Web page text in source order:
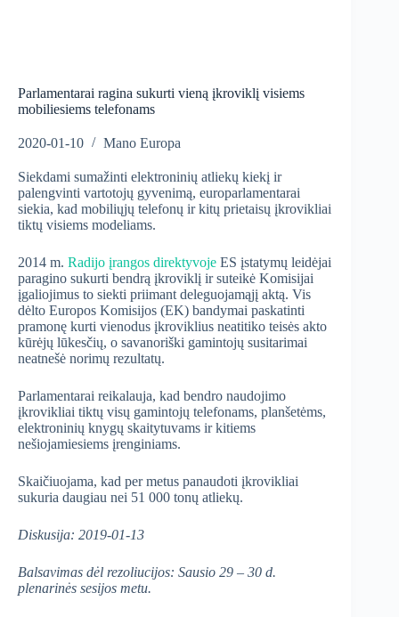
Parlamentarai ragina sukurti vieną įkroviklį visiems
mobiliesiems telefonams
2020-01-10 Mano Europa
Siekdami sumažinti elektroninių atliekų kiekį ir
palengvinti vartotojų gyvenimą, europarlamentarai
siekia, kad mobiliųjų telefonų ir kitų prietaisų įkrovikliai
tiktų visiems modeliams.
2014 m. Radijo įrangos direktyvoje ES įstatymų leidėjai
paragino sukurti bendrą įkroviklį ir suteikė Komisijai
įgaliojimus to siekti priimant deleguojamąjį aktą. Vis
dėlto Europos Komisijos (EK) bandymai paskatinti
pramonę kurti vienodus įkroviklius neatitiko teisės akto
kūrėjų lūkesčių, o savanoriški gamintojų susitarimai
neatnešė norimų rezultatų.
Parlamentarai reikalauja, kad bendro naudojimo
įkrovikliai tiktų visų gamintojų telefonams, planšetėms,
elektroninių knygų skaitytuvams ir kitiems
nešiojamiesiems įrenginiams.
Skaičiuojama, kad per metus panaudoti įkrovikliai
sukuria daugiau nei 51 000 tonų atliekų.
Diskusija: 2019-01-13
Balsavimas dėl rezoliucijos: Sausio 29 – 30 d.
plenarinės sesijos metu.